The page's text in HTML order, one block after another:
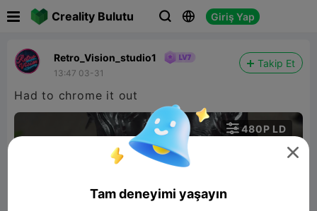
Creality Bulutu   Giriş Yap
Retro_Vision_studio1
13:47 03-31
Takip Et
Had to chrome it out

480P LD

Tam deneyimi yaşayın